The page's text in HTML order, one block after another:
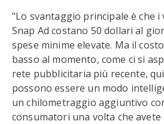
"Lo svantaggio principale è che
Snap Ad costano 50 dollari al
spese minime elevate. Ma il
basso al momento, come ci si
rete pubblicitaria più recente,
possono essere un modo
un chilometraggio aggiuntivo
consumatori una volta che